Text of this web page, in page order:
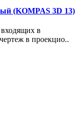
(KOMPAS 3D 13)
в
в проекцио..